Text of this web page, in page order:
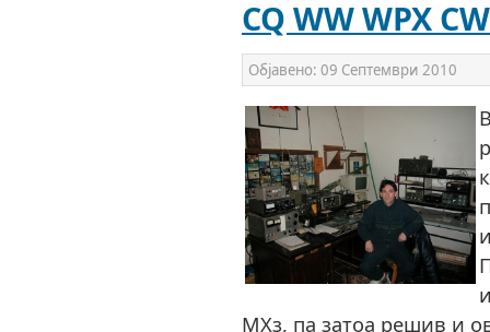
CQ WW WPX
Објавено: 09 Септември 2010
МХз, па затоа решив и